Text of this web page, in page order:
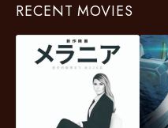
RECENT MOVIES